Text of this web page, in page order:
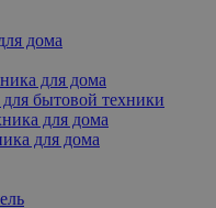
дома
для дома
бытовой техники
для дома
для дома